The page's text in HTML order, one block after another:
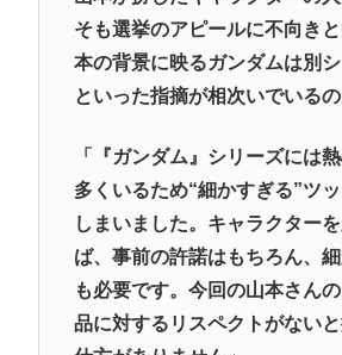
そも選挙のアピールに不向き
本の背景に映るガンダムは別
といった指摘が相次いでいるの
「『ガンダム』シリーズには
多くいるため“細かすぎる”ツ
しまいました。キャラクター
ば、事前の許諾はもちろん、
も必要です。今回の山本さん
品に対するリスペクトがない